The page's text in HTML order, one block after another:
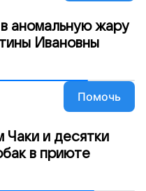
аномальную жару
Ивановны
Помочь
Чаки и десятки
в приюте